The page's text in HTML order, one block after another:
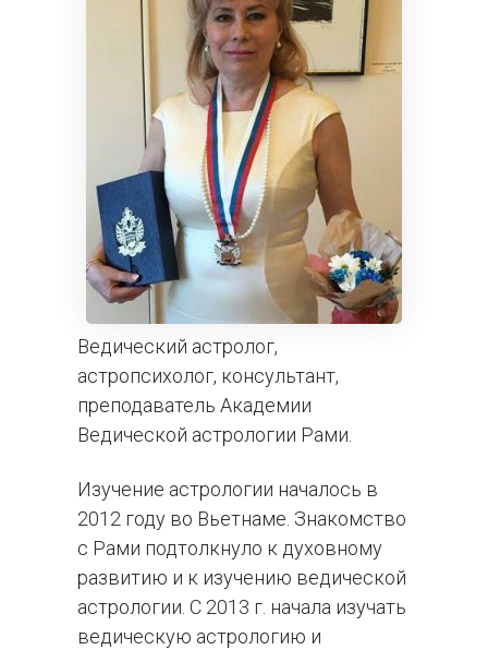
Ведический астролог,
астропсихолог, консультант,
преподаватель Академии
Ведической астрологии Рами.
Изучение астрологии началось в
2012 году во Вьетнаме. Знакомство
с Рами подтолкнуло к духовному
развитию и к изучению ведической
астрологии. С 2013 г. начала изучать
ведическую астрологию и